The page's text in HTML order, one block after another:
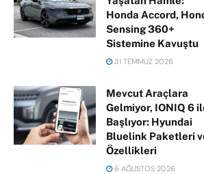
Honda Accord,
Sensing 360+
Sistemine Kavuştu
31 TEMMUZ 2026
Mevcut Araçlara
Gelmiyor, IONIQ 6
Başlıyor: Hyundai
Bluelink Paketleri
Özellikleri
6 AĞUSTOS 2026